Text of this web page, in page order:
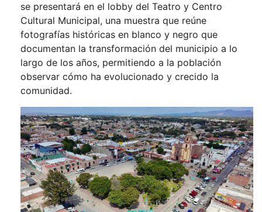
se presentará en el lobby del Teatro y Centro
Cultural Municipal, una muestra que reúne
fotografías históricas en blanco y negro que
documentan la transformación del municipio a lo
largo de los años, permitiendo a la población
observar cómo ha evolucionado y crecido la
comunidad.